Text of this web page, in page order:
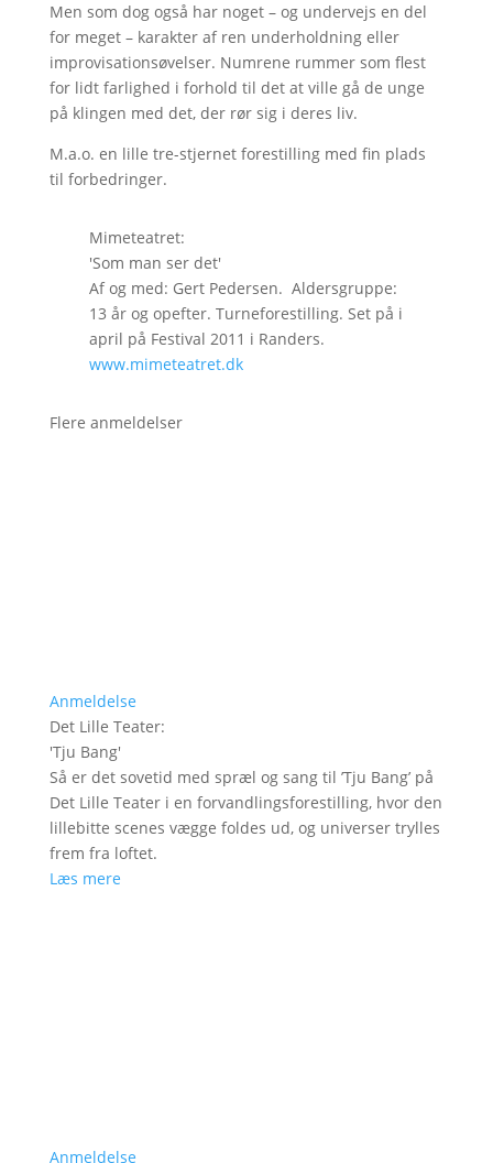
Men som dog også har noget – og undervejs en del
for meget – karakter af ren underholdning eller
improvisationsøvelser. Numrene rummer som flest
for lidt farlighed i forhold til det at ville gå de unge
på klingen med det, der rør sig i deres liv.
M.a.o. en lille tre-stjernet forestilling med fin plads
til forbedringer.
Mimeteatret:
'Som man ser det'
Af og med: Gert Pedersen. Aldersgruppe:
13 år og opefter. Turneforestilling. Set på i
april på Festival 2011 i Randers.
www.mimeteatret.dk
Flere anmeldelser
Anmeldelse
Det Lille Teater:
'Tju Bang'
Så er det sovetid med spræl og sang til ’Tju Bang’ på
Det Lille Teater i en forvandlingsforestilling, hvor den
lillebitte scenes vægge foldes ud, og universer trylles
frem fra loftet.
Læs mere
Anmeldelse